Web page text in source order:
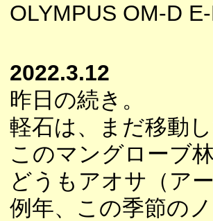
OLYMPUS OM-D
2022.3.12
昨日の続き。
軽石は、まだ移動
このマングローブ
どうもアオサ（ア
例年、この季節の